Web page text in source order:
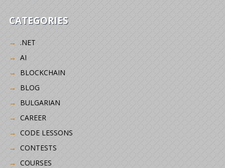
CATEGORIES
.NET
AI
BLOCKCHAIN
BLOG
BULGARIAN
CAREER
CODE LESSONS
CONTESTS
COURSES